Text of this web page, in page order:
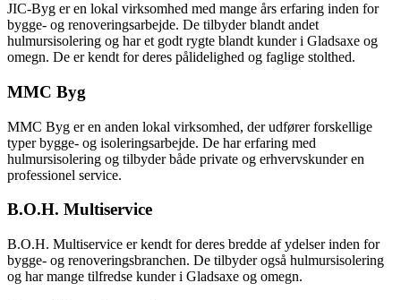
JIC-Byg er en lokal virksomhed med mange års erfaring inden for
bygge- og renoveringsarbejde. De tilbyder blandt andet
hulmursisolering og har et godt rygte blandt kunder i Gladsaxe og
omegn. De er kendt for deres pålidelighed og faglige stolthed.
MMC Byg
MMC Byg er en anden lokal virksomhed, der udfører forskellige
typer bygge- og isoleringsarbejde. De har erfaring med
hulmursisolering og tilbyder både private og erhvervskunder en
professionel service.
B.O.H. Multiservice
B.O.H. Multiservice er kendt for deres bredde af ydelser inden for
bygge- og renoveringsbranchen. De tilbyder også hulmursisolering
og har mange tilfredse kunder i Gladsaxe og omegn.